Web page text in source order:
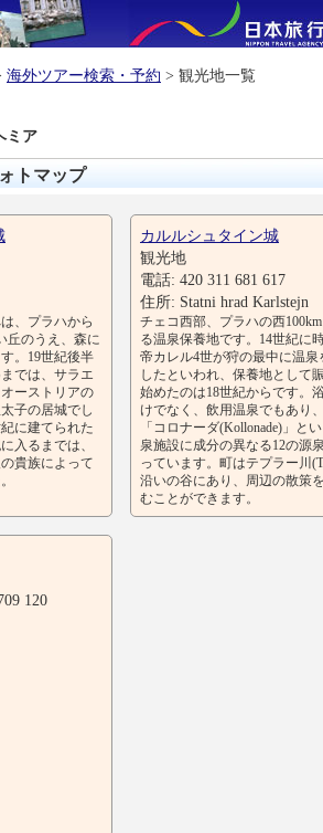
海外ツアー検索・予約 > 観光地一覧
ミア
トマップ
、プラハから
丘のうえ、森に
。19世紀後半
では、サラエ
ーストリアの
子の居城でし
に建てられた
入るまでは、
貴族によって
カルルシュタイン城
観光地
電話: 420 311 681 617
住所: Statni hrad Karlstejn
チェコ西部、プラハの西
る温泉保養地です。14世紀に
帝カレル4世が狩の最中に温泉
したといわれ、保養地として
始めたのは18世紀からです。
けでなく、飲用温泉でもあり
「コロナーダ(Kollonade)」と
泉施設に成分の異なる12の源
っています。町はテプラー川
沿いの谷にあり、周辺の散策
むことができます。
120